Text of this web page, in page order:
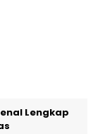
Lengkap